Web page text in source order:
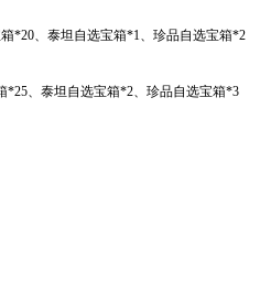
*20、泰坦自选宝箱*1、珍品自选宝箱*2
*25、泰坦自选宝箱*2、珍品自选宝箱*3